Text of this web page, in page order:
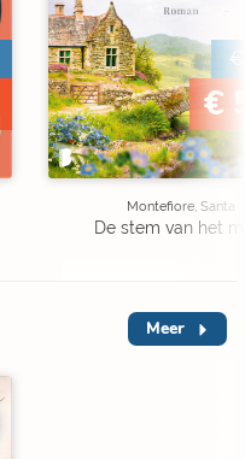
€
€
Montefiore, Santa
De stem van het
Meer